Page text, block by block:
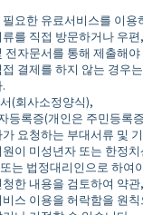
요한 유료서비스를 이용
를 직접 방문하거나 우
전자문서를 통해 제출해
결제를 하지 않는 경우
(회사소정양식),
등록증(개인은 주민등록
요청하는 부대서류 및
원이 미성년자 또는 한정
는 법정대리인으로 하여
한 내용을 검토하여 약
스 이용을 허락함을 원